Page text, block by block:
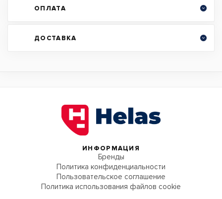
ОПЛАТА
ДОСТАВКА
ИНФОРМАЦИЯ
Бренды
Политика конфиденциальности
Пользовательское соглашение
Политика использования файлов cookie